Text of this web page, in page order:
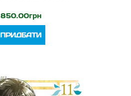
850.00грн
ПРИДБАТИ